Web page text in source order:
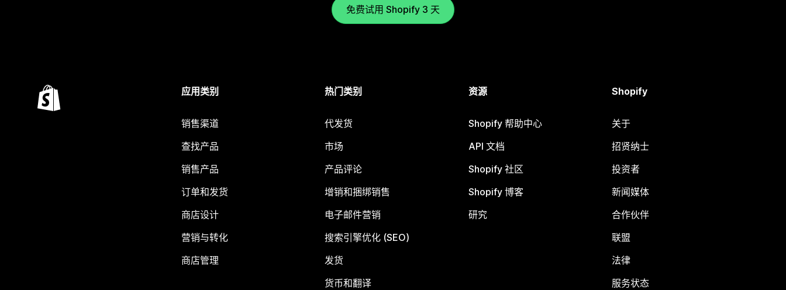
免费试用 Shopify 3 天
应用类别
销售渠道
查找产品
销售产品
订单和发货
商店设计
营销与转化
商店管理
热门类别
代发货
市场
产品评论
增销和捆绑销售
电子邮件营销
搜索引擎优化 (SEO)
发货
货币和翻译
资源
Shopify 帮助中心
API 文档
Shopify 社区
Shopify 博客
研究
Shopify
关于
招贤纳士
投资者
新闻媒体
合作伙伴
联盟
法律
服务状态